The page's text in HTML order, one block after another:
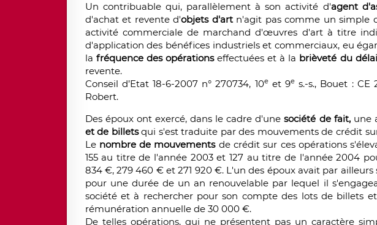
Un contribuable qui, parallèlement à son activité d'agent
d'achat et revente d'objets d'artn'agit pas comme un simple
activité commerciale de marchand d'œuvres d'art à titre
d'application des bénéfices industriels et commerciaux, eu
la fréquence des opérationseffectuées et à la brièveté du délai
revente.
Conseil d’Etat 18-6-2007 n° 270734, 10eet 9e s.-s., Bouet : CE
Robert.
Des époux ont exercé, dans le cadre d'unesociété de fait,une
et de billetsqui s'est traduite par des mouvements de crédit
Le nombre de mouvementsde crédit sur ces opérations
155 au titre de l'année 2003 et 127 au titre de l'année 2004
834 €, 279 460 € et 271 920 €. L'un des époux avait par
pour une durée de un an renouvelable par lequel il
société et à rechercher pour son compte des lots de billets
rémunération annuelle de 30 000 €.
De telles opérations, qui ne présentent pas un caractère